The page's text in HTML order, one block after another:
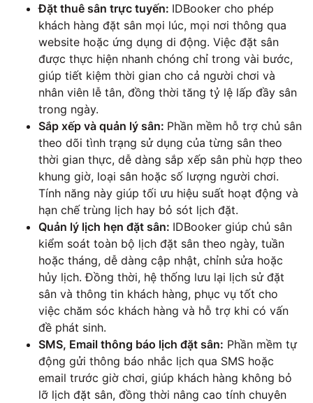
Đặt thuê sân trực tuyến: IDBooker cho phép
khách hàng đặt sân mọi lúc, mọi nơi thông qua
website hoặc ứng dụng di động. Việc đặt sân
được thực hiện nhanh chóng chỉ trong vài bước,
giúp tiết kiệm thời gian cho cả người chơi và
nhân viên lễ tân, đồng thời tăng tỷ lệ lấp đầy sân
trong ngày.
Sắp xếp và quản lý sân: Phần mềm hỗ trợ chủ sân
theo dõi tình trạng sử dụng của từng sân theo
thời gian thực, dễ dàng sắp xếp sân phù hợp theo
khung giờ, loại sân hoặc số lượng người chơi.
Tính năng này giúp tối ưu hiệu suất hoạt động và
hạn chế trùng lịch hay bỏ sót lịch đặt.
Quản lý lịch hẹn đặt sân: IDBooker giúp chủ sân
kiểm soát toàn bộ lịch đặt sân theo ngày, tuần
hoặc tháng, dễ dàng cập nhật, chỉnh sửa hoặc
hủy lịch. Đồng thời, hệ thống lưu lại lịch sử đặt
sân và thông tin khách hàng, phục vụ tốt cho
việc chăm sóc khách hàng và hỗ trợ khi có vấn
đề phát sinh.
SMS, Email thông báo lịch đặt sân: Phần mềm tự
động gửi thông báo nhắc lịch qua SMS hoặc
email trước giờ chơi, giúp khách hàng không bỏ
lỡ lịch đặt sân, đồng thời nâng cao tính chuyên